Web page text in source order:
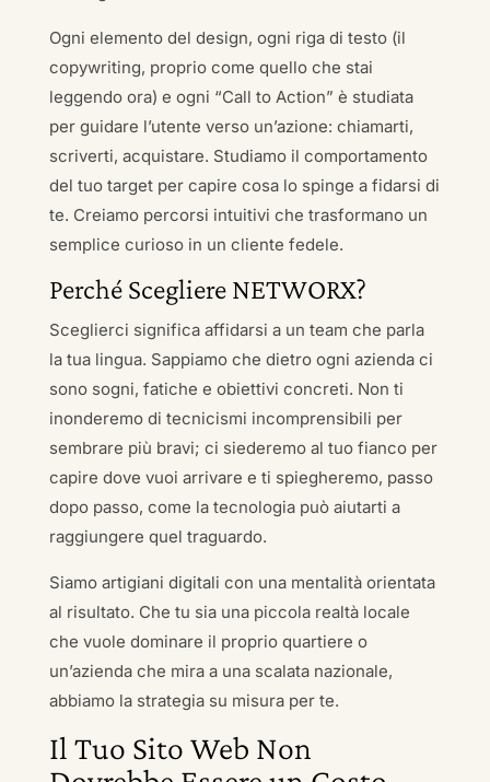
Ogni elemento del design, ogni riga di testo (il
copywriting, proprio come quello che stai
leggendo ora) e ogni “Call to Action” è studiata
per guidare l’utente verso un’azione: chiamarti,
scriverti, acquistare. Studiamo il comportamento
del tuo target per capire cosa lo spinge a fidarsi di
te. Creiamo percorsi intuitivi che trasformano un
semplice curioso in un cliente fedele.
Perché Scegliere NETWORX?
Sceglierci significa affidarsi a un team che parla
la tua lingua. Sappiamo che dietro ogni azienda ci
sono sogni, fatiche e obiettivi concreti. Non ti
inonderemo di tecnicismi incomprensibili per
sembrare più bravi; ci siederemo al tuo fianco per
capire dove vuoi arrivare e ti spiegheremo, passo
dopo passo, come la tecnologia può aiutarti a
raggiungere quel traguardo.
Siamo artigiani digitali con una mentalità orientata
al risultato. Che tu sia una piccola realtà locale
che vuole dominare il proprio quartiere o
un’azienda che mira a una scalata nazionale,
abbiamo la strategia su misura per te.
Il Tuo Sito Web Non